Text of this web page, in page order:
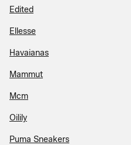
Edited
Ellesse
Havaianas
Mammut
Mcm
Oilily
Puma Sneakers